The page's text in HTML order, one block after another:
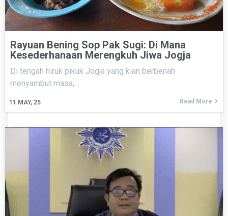
Rayuan Bening Sop Pak Sugi: Di Mana
Kesederhanaan Merengkuh Jiwa Jogja
11 MAY, 25
Di tengah hiruk pikuk Jogja yang kian berbenah
menyambut masa,…
Read More